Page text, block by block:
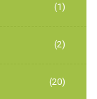
(1)
(2)
(20)